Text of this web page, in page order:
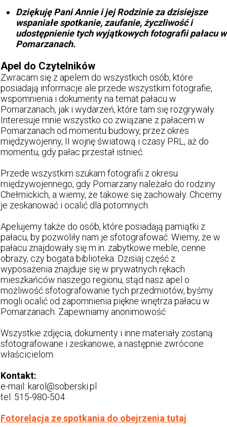
Dziękuję Pani Annie i jej Rodzinie za dzisiejsze
wspaniałe spotkanie, zaufanie, życzliwość i
udostępnienie tych wyjątkowych fotografii pałacu w
Pomarzanach.
Apel do Czytelników
Zwracam się z apelem do wszystkich osób, które
posiadają informacje ale przede wszystkim fotografie,
wspomnienia i dokumenty na temat pałacu w
Pomarzanach, jak i wydarzeń, które tam się rozgrywały.
Interesuje mnie wszystko co związane z pałacem w
Pomarzanach od momentu budowy, przez okres
międzywojenny, II wojnę światową i czasy PRL, aż do
momentu, gdy pałac przestał istnieć.
Przede wszystkim szukam fotografii z okresu
międzywojennego, gdy Pomarzany należało do rodziny
Chełmickich, a wiemy, że takowe się zachowały. Chcemy
je zeskanować i ocalić dla potomnych.
Apelujemy także do osób, które posiadają pamiątki z
pałacu, by pozwoliły nam je sfotografować. Wiemy, że w
pałacu znajdowały się m.in. zabytkowe meble, cenne
obrazy, czy bogata biblioteka. Dzisiaj część z
wyposażenia znajduje się w prywatnych rękach
mieszkańców naszego regionu, stąd nasz apel o
możliwość sfotografowanie tych przedmiotów, byśmy
mogli ocalić od zapomnienia piękne wnętrza pałacu w
Pomarzanach. Zapewniamy anonimowość
Wszystkie zdjęcia, dokumenty i inne materiały zostaną
sfotografowane i zeskanowe, a następnie zwrócone
właścicielom.
Kontakt:
e-mail: karol@soberski.pl
tel. 515-980-504
Fotorelacja ze spotkania do obejrzenia tutaj